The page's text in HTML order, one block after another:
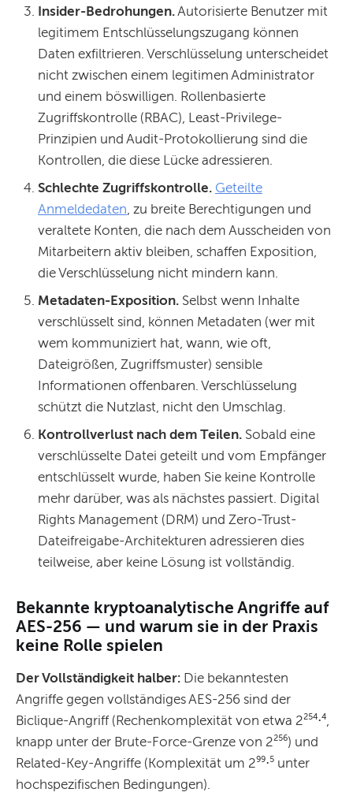
Insider-Bedrohungen. Autorisierte Benutzer mit
legitimem Entschlüsselungszugang können
Daten exfiltrieren. Verschlüsselung unterscheidet
nicht zwischen einem legitimen Administrator
und einem böswilligen. Rollenbasierte
Zugriffskontrolle (RBAC), Least-Privilege-
Prinzipien und Audit-Protokollierung sind die
Kontrollen, die diese Lücke adressieren.
Schlechte Zugriffskontrolle. Geteilte
Anmeldedaten , zu breite Berechtigungen und
veraltete Konten, die nach dem Ausscheiden von
Mitarbeitern aktiv bleiben, schaffen Exposition,
die Verschlüsselung nicht mindern kann.
Metadaten-Exposition. Selbst wenn Inhalte
verschlüsselt sind, können Metadaten (wer mit
wem kommuniziert hat, wann, wie oft,
Dateigrößen, Zugriffsmuster) sensible
Informationen offenbaren. Verschlüsselung
schützt die Nutzlast, nicht den Umschlag.
Kontrollverlust nach dem Teilen. Sobald eine
verschlüsselte Datei geteilt und vom Empfänger
entschlüsselt wurde, haben Sie keine Kontrolle
mehr darüber, was als nächstes passiert. Digital
Rights Management (DRM) und Zero-Trust-
Dateifreigabe-Architekturen adressieren dies
teilweise, aber keine Lösung ist vollständig.
Bekannte kryptoanalytische Angriffe auf
AES-256 — und warum sie in der Praxis
keine Rolle spielen
Der Vollständigkeit halber: Die bekanntesten
Angriffe gegen vollständiges AES-256 sind der
Biclique-Angriff (Rechenkomplexität von etwa 2²⁵⁴⋅⁴,
knapp unter der Brute-Force-Grenze von 2²⁵⁶) und
Related-Key-Angriffe (Komplexität um 2⁹⁹⋅⁵ unter
hochspezifischen Bedingungen).